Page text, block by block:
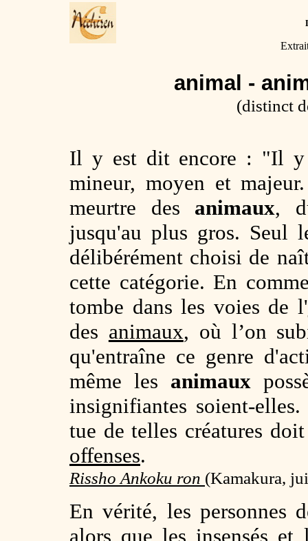
animal -
(distinct
Il y est dit encore : "Il y
mineur, moyen et
meurtre des animaux,
jusqu'au plus gros. Seul
délibérément choisi de
cette catégorie. En
tombe dans les voies de l'
des animaux, où l’on
qu'entraîne ce genre
même les animaux
insignifiantes soient-
tue de telles créatures
offenses.
Rissho Ankoku ron (Kamakura,
En vérité, les personnes
alors que les insensés et